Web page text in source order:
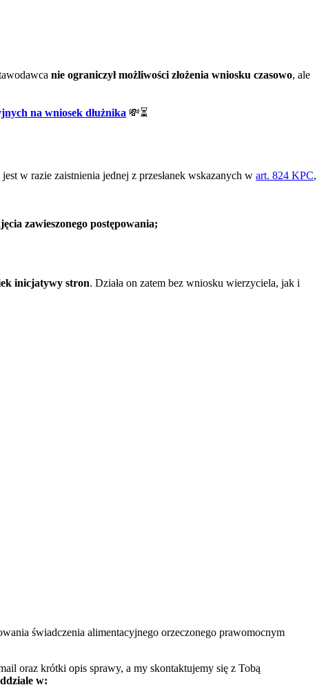
nie ograniczył możliwości złożenia wniosku czasowo, ale
na wniosek dłużnika 💸⏳
w razie zaistnienia jednej z przesłanek wskazanych w art. 824 KPC,
zawieszonego postępowania;
inicjatywy stron. Działa on zatem bez wniosku wierzyciela, jak i
świadczenia alimentacyjnego orzeczonego prawomocnym
oraz krótki opis sprawy, a my skontaktujemy się z Tobą
w: